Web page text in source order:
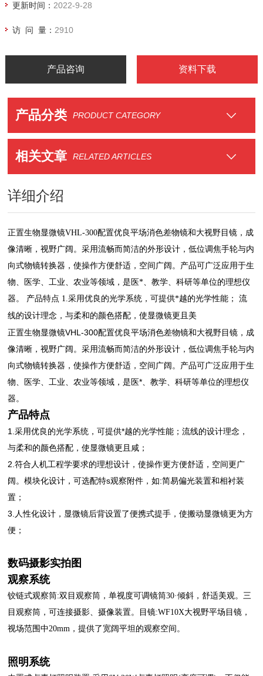
更新时间： 2022-9-28
访 问 量： 2910
产品咨询 资料下载
产品分类 PRODUCT CATEGORY
相关文章 RELATED ARTICLES
详细介绍
正置生物显微镜VHL-300配置优良平场消色差物镜和大视野目镜，成
像清晰，视野广阔。采用流畅而简洁的外形设计，低位调焦手轮与内
向式物镜转换器，使操作方便舒适，空间广阔。产品可广泛应用于生
物、医学、工业、农业等领域，是医*、教学、科研等单位的理想仪
器。 产品特点 1.采用优良的光学系统，可提供*越的光学性能； 流
线的设计理念，与柔和的颜色搭配，使显微镜更且美
正置生物显微镜VHL-300配置优良平场消色差物镜和大视野目镜，成
像清晰，视野广阔。采用流畅而简洁的外形设计，低位调焦手轮与内
向式物镜转换器，使操作方便舒适，空间广阔。产品可广泛应用于生
物、医学、工业、农业等领域，是医*、教学、科研等单位的理想仪
器。
产品特点
1.采用优良的光学系统，可提供*越的光学性能；流线的设计理念，
与柔和的颜色搭配，使显微镜更且咸；
2.符合人机工程学要求的理想设计，使操作更方便舒适，空间更广
阔。模块化设计，可选配特s观察附件，如:简易偏光装置和相衬装
置；
3.人性化设计，显微镜后背设置了便携式提手，使搬动显微镜更为方
便；
数码摄影实拍图
观察系统
铰链式观察筒:双目观察筒，单视度可调镜筒30·倾斜，舒适美观。三
目观察筒，可连接摄影、摄像装置。目镜:WF10X大视野平场目镜，
视场范围中20mm，提供了宽阔平坦的观察空间。
照明系统